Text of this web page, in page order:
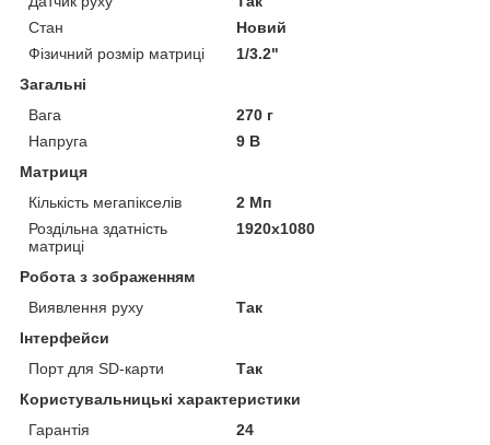
Стан
Новий
Фізичний розмір матриці
1/3.2"
Загальні
Вага
270 г
Напруга
9 В
Матриця
Кількість мегапікселів
2 Мп
Роздільна здатність
матриці
1920x1080
Робота з зображенням
Виявлення руху
Так
Інтерфейси
Порт для SD-карти
Так
Користувальницькі характеристики
Гарантія
24